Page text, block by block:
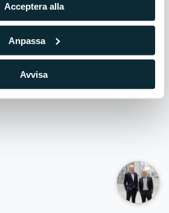
Acceptera alla
Anpassa
Avvisa